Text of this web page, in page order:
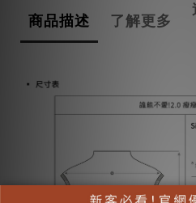
商品描述 了解更多